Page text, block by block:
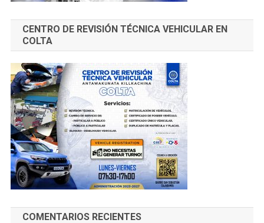
CENTRO DE REVISIÓN TÉCNICA VEHICULAR EN
COLTA
COMENTARIOS RECIENTES